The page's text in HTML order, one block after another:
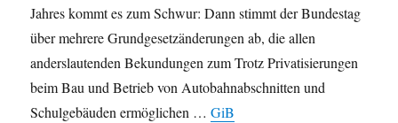
Jahres kommt es zum Schwur: Dann stimmt der Bundestag
über mehrere Grundgesetzänderungen ab, die allen
anderslautenden Bekundungen zum Trotz Privatisierungen
beim Bau und Betrieb von Autobahnabschnitten und
Schulgebäuden ermöglichen …GiB